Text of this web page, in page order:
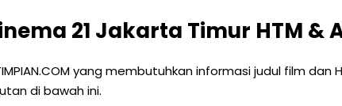
21 Jakarta Timur HTM &
yang membutuhkan informasi judul film dan
di bawah ini.